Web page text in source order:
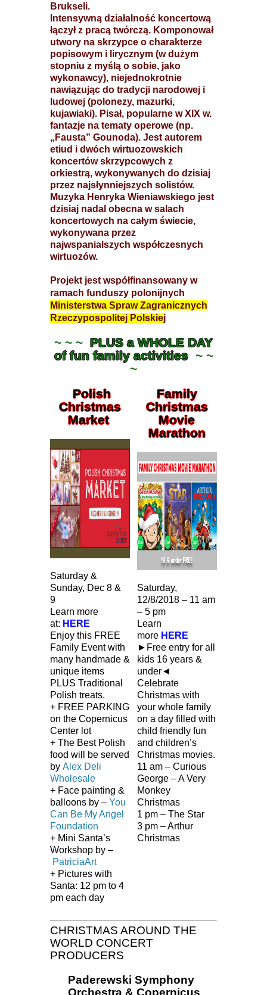
Brukseli.
Intensywną działalność koncertową
łączył z pracą twórczą. Komponował
utwory na skrzypce o charakterze
popisowym i lirycznym (w dużym
stopniu z myślą o sobie, jako
wykonawcy), niejednokrotnie
nawiązując do tradycji narodowej i
ludowej (polonezy, mazurki,
kujawiaki). Pisał, popularne w XIX w.
fantazje na tematy operowe (np.
„Fausta” Gounoda). Jest autorem
etiud i dwóch wirtuozowskich
koncertów skrzypcowych z
orkiestrą, wykonywanych do dzisiaj
przez najsłynniejszych solistów.
Muzyka Henryka Wieniawskiego jest
dzisiaj nadal obecna w salach
koncertowych na całym świecie,
wykonywana przez
najwspanialszych współczesnych
wirtuozów.
Projekt jest współfinansowany w
ramach funduszy polonijnych
Ministerstwa Spraw Zagranicznych
Rzeczypospolitej Polskiej
~ ~ ~ PLUS a WHOLE DAY
of fun family activities~ ~
~
Polish
Christmas
Market
Saturday &
Sunday, Dec 8 &
9
Learn more
at: HERE
Enjoy this FREE
Family Event with
many handmade &
unique items
PLUS Traditional
Polish treats.
+ FREE PARKING
on the Copernicus
Center lot
+ The Best Polish
food will be served
by Alex Deli
Wholesale
+ Face painting &
balloons by – You
Can Be My Angel
Foundation
+ Mini Santa’s
Workshop by –
PatriciaArt
+ Pictures with
Santa: 12 pm to 4
pm each day
Family
Christmas
Movie
Marathon
Saturday,
12/8/2018 – 11 am
– 5 pm
Learn
more HERE
►Free entry for all
kids 16 years &
under◄
Celebrate
Christmas with
your whole family
on a day filled with
child friendly fun
and children’s
Christmas movies.
11 am – Curious
George – A Very
Monkey
Christmas
1 pm – The Star
3 pm – Arthur
Christmas
CHRISTMAS AROUND THE
WORLD CONCERT
PRODUCERS
Paderewski Symphony
Orchestra & Copernicus